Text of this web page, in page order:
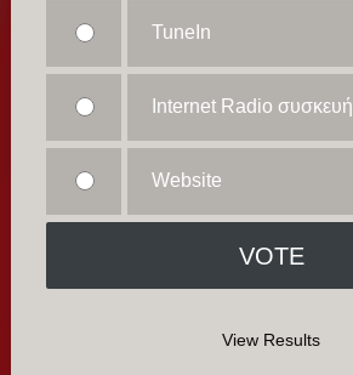
TuneIn
Internet Radio συσκευή
Website
View Results